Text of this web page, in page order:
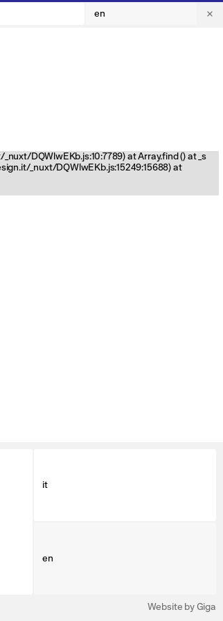
en
DQWlwEKb.js:10:7789) at Array.find () at _s
_nuxt/DQWlwEKb.js:15249:15688) at
it
en
Website by Giga